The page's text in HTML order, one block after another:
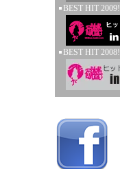
BEST HIT 2009!
BEST HIT 2008!